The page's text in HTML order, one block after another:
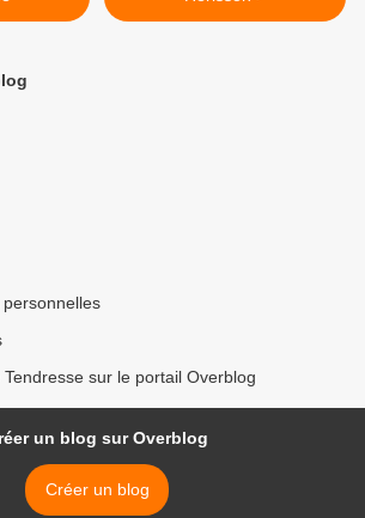
sur le portail Overblog
un blog sur Overblog
Créer un blog